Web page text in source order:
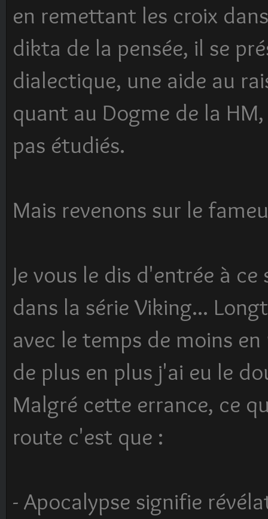
en remettant les croix
dikta de la pensée, il se
dialectique, une aide au
quant au Dogme de la
pas étudiés.
Mais revenons sur le
Je vous le dis d'entrée à
dans la série Viking...
avec le temps de moins
de plus en plus j'ai eu le
Malgré cette errance, ce
route c'est que :
- Apocalypse signifie